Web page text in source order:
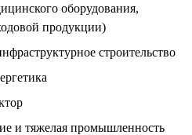
оборудования,
продукции)
строительство
и тяжелая промышленность